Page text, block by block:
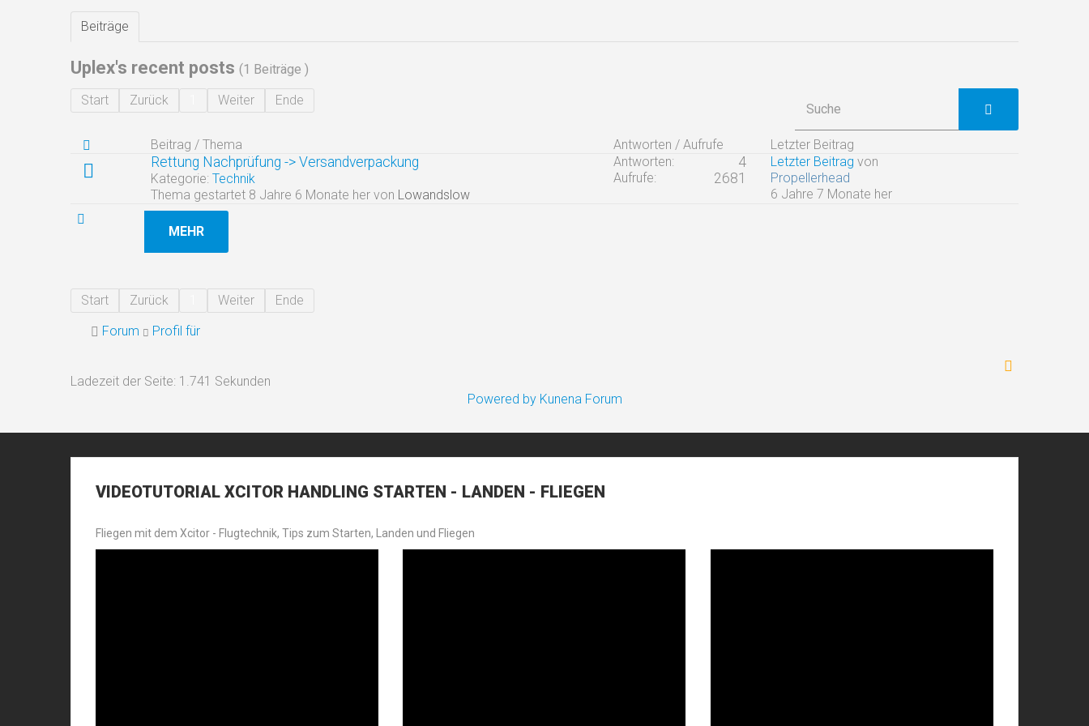
Beiträge
Uplex's recent posts (1 Beiträge )
Start
Zurück Weiter Ende
Beitrag / Thema Antworten / Aufrufe Letzter Beitrag
MEHR
Rettung Nachprüfung -> Versandverpackung
Kategorie: Technik
Thema gestartet 8 Jahre 6 Monate her von Lowandslow
Antworten: 4
Aufrufe: 2681
Letzter Beitrag von
Propellerhead
6 Jahre 7 Monate her
Start Zurück Weiter
Ende
Forum
Profil für
Ladezeit der Seite: 1.741 Sekunden
Powered by Kunena Forum
VIDEOTUTORIAL XCITOR HANDLING STARTEN - LANDEN - FLIEGEN
Fliegen mit dem Xcitor - Flugtechnik, Tips zum Starten, Landen und Fliegen